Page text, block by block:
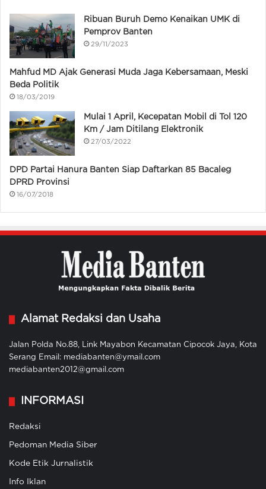
Ribuan Buruh Demo Kenaikan UMK di
Pemprov Banten
29/11/2023
Mahfud MD Ajak Generasi Muda Jaga Kebersamaan, Meski
Beda Politik
18/03/2019
Mulai 1 April, Kecepatan Mobil di Tol 120
Km / Jam Ditilang Elektronik
27/03/2022
DPD Partai Hanura Banten Siap Daftarkan 85 Bacaleg
DPRD Provinsi
16/07/2018
Alamat Redaksi dan Usaha
Jalan Polda No.88, Link Mayabon Kecamatan Cipocok Jaya, Kota
Serang Email: mediabanten@ymail.com
mediabanten2012@gmail.com
INFORMASI
Redaksi
Pedoman Media Siber
Kode Etik Jurnalistik
Info Iklan